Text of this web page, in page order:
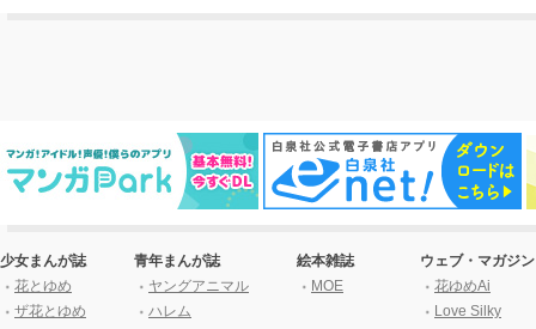
少女まんが誌
花とゆめ
ザ花とゆめ
青年まんが誌
ヤングアニマル
ハレム
絵本雑誌
MOE
ウェブ・マガジン
花ゆめAi
Love Silky